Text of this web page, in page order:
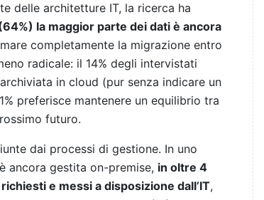
delle architetture IT, la ricerca ha
la maggior parte dei dati è ancora
completamente la migrazione entro
radicale: il 14% degli intervistati
in cloud (pur senza indicare un
preferisce mantenere un equilibrio tra
futuro.
dai processi di gestione. In uno
ancora gestita on-premise, in oltre 4
e messi a disposizione dall’IT,